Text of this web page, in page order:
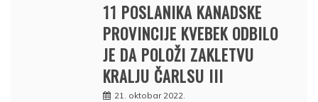
11 POSLANIKA KANADSKE
PROVINCIJE KVEBEK ODBILO
JE DA POLOŽI ZAKLETVU
KRALJU ČARLSU III
21. oktobar 2022.